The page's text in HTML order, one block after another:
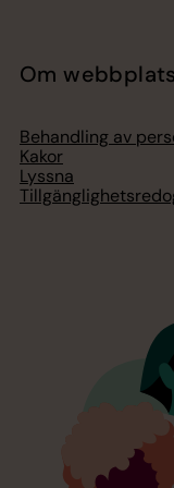
Om
Behandling av
Kakor
Lyssna